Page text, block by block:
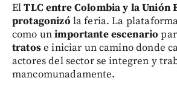
ElTLC entre Colombia y la Unión
protagonizó la feria. La
como unimportante escenario
tratose iniciar un camino donde
actores del sector se integren y
mancomunadamente.